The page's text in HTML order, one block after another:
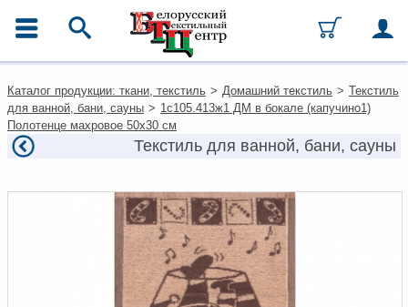
Каталог
Ткани
Домашний текстиль
Одежда
Текстиль для ресторанов и
Текстильная галантерея и
Условия работы
Оплата и доставка
Каталог продукции: ткани, текстиль > Домашний текстиль > Текстиль
для ванной, бани, сауны > 1с105.413ж1 ДМ в бокале (капучино1)
Полотенце махровое 50х30 см
Текстиль для ванной, бани, сауны